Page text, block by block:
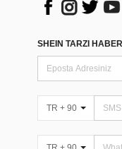
SHEIN TARZI
TR + 90